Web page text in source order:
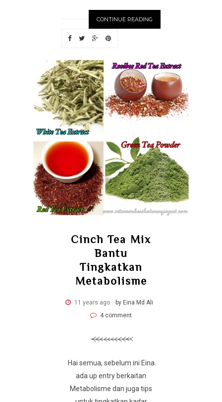
CONTINUE READING
Cinch Tea Mix
Bantu
Tingkatkan
Metabolisme
11 years ago
by Eina Md Ali
4 comment
Hai semua, sebelum ini Eina
ada up entry berkaitan
Metabolisme dan juga tips